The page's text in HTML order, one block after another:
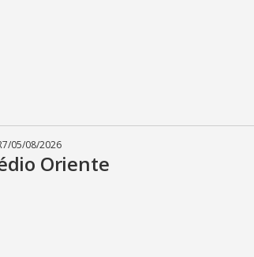
/05/08/2026
Oriente